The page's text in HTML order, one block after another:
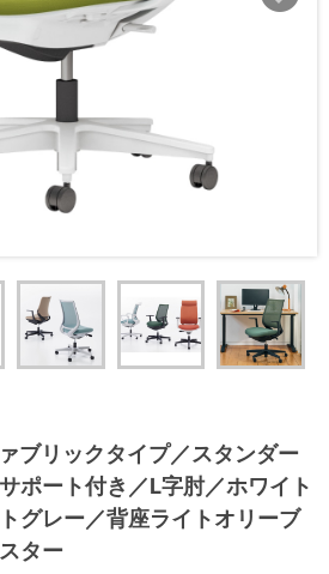
ブリックタイプ／スタンダー
ポート付き／L字肘／ホワイト
グレー／背座ライトオリーブ
ター